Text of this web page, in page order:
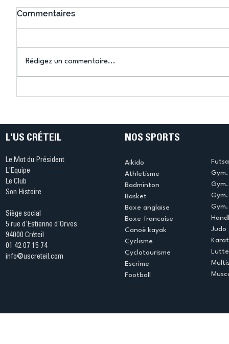
Ping ? Quand le tennis de
termine
Commentaires
Rédigez un commentaire...
L'US CRÉTEIL
Le Mot du Président
L'Equipe
Le Club
Son Histoire
Siège social
5 rue d'Estienne d'Orves
94000 Créteil
01 42 07 15 74
info@uscreteil.com
NOS SPORTS
Aikido
Athletisme
Badminton
Basket
Boxe anglaise
Boxe francaise
Canoë kayak
Cyclisme
Cyclotourisme
Escrime
Football
Judo
Lutte